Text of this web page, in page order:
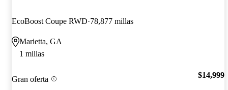
EcoBoost Coupe RWD 78,877 millas
Marietta, GA
1 millas
Gran oferta $14,999